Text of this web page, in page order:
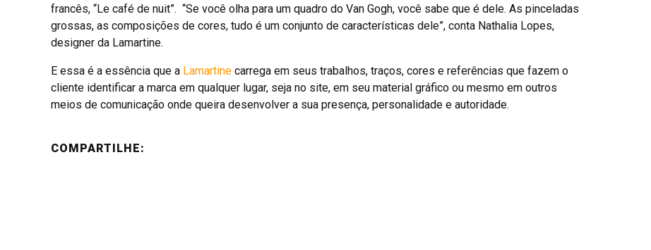
francês, “Le café de nuit”. “Se você olha para um quadro do Van Gogh, você sabe que é dele. As pinceladas
grossas, as composições de cores, tudo é um conjunto de características dele”, conta Nathalia Lopes,
designer da Lamartine.
E essa é a essência que a Lamartine carrega em seus trabalhos, traços, cores e referências que fazem o
cliente identificar a marca em qualquer lugar, seja no site, em seu material gráfico ou mesmo em outros
meios de comunicação onde queira desenvolver a sua presença, personalidade e autoridade.
COMPARTILHE: